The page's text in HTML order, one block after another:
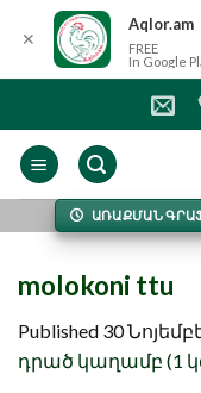
content
ԱՌԱՔՄԱՆ
molokoni ttu
Published 30
դրած կաղամբ (1
✕
Aqlor.am
FREE
In Google